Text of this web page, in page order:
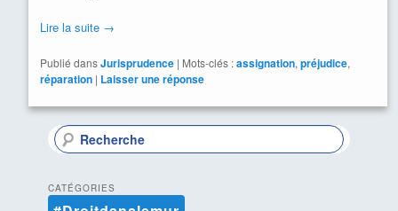
Lire la suite →
Publié dansJurisprudence | Mots-clés :assignation,préjudice,
réparation | Laisser une réponse
R
e
h
e
CATÉGORIES